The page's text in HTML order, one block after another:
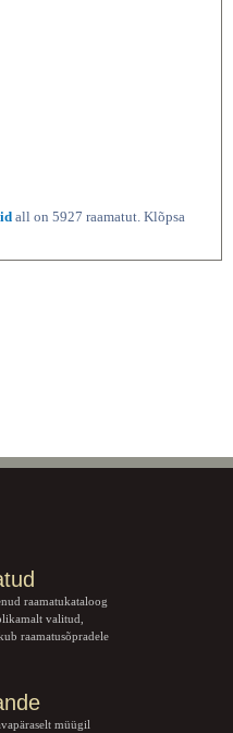
all on 5927 raamatut. Klõpsa
raamatukataloog
valitud,
raamatusõpradele
müügil